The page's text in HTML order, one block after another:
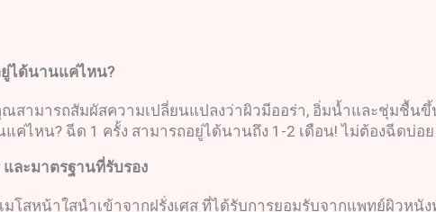
ได้นานแค่ไหน?
ณสามารถสัมผัสความเปลี่ยนแปลงว่าผิวมีออร่า, อิ่มน้ำและชุ่มชื้น
แค่ไหน? ฉีด 1 ครั้ง สามารถอยู่ได้นานถึง 1-2 เดือน! ไม่ต้องฉีดบ่
และมาตรฐานที่รับรอง
โสหน้าใสนำเข้าจากฝรั่งเศส ที่ได้รับการยอมรับจากแพทย์ผิวหนั